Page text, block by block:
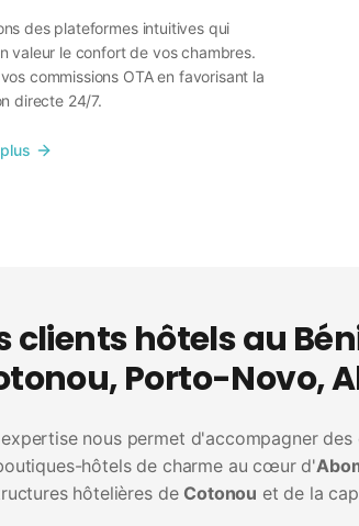
des plateformes intuitives qui
valeur le confort de vos chambres.
commissions OTA en favorisant la
directe 24/7.
clients hôtels au
Porto-Novo,
nous permet d'accompagner des
hôtels de charme au cœur d'
hôtelières de Cotonou et de la